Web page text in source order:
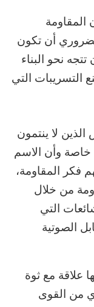
أن تكون
نحو البناء
التسريبات التي
لا ينتمون
خاصة وأن الاسم
فكر المقاومة،
من خلال
التي
الصوتية
علاقة مع ثوة
من القوى